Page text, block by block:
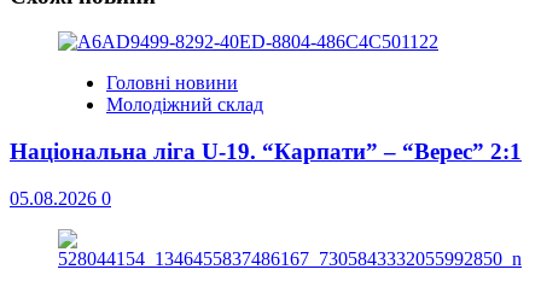
Головні новини
Молодіжний склад
Національна ліга U-19. “Карпати” – “Верес” 2:1
05.08.2026 0